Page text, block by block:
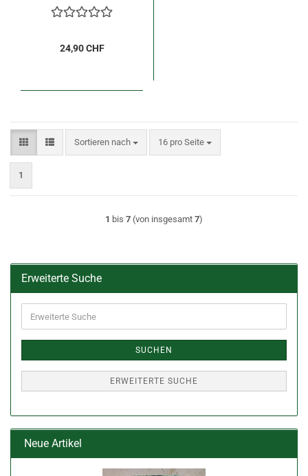
24,90 CHF
Sortieren nach
Sortieren nach 16 pro Seite
pro Seite
1
1 bis 7 (von insgesamt 7)
Erweiterte Suche
Suche
SUCHEN
ERWEITERTE SUCHE
Neue Artikel